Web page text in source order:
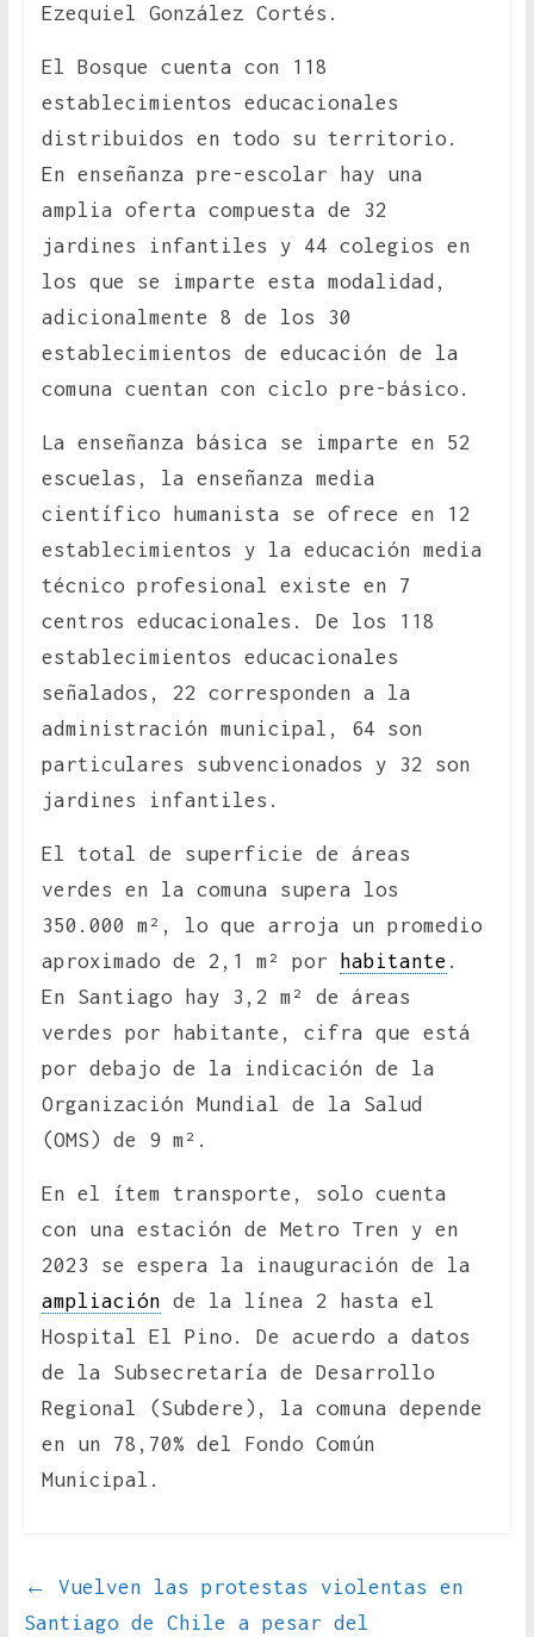
Ezequiel González Cortés.
El Bosque cuenta con 118
establecimientos educacionales
distribuidos en todo su territorio.
En enseñanza pre-escolar hay una
amplia oferta compuesta de 32
jardines infantiles y 44 colegios en
los que se imparte esta modalidad,
adicionalmente 8 de los 30
establecimientos de educación de la
comuna cuentan con ciclo pre-básico.
La enseñanza básica se imparte en 52
escuelas, la enseñanza media
científico humanista se ofrece en 12
establecimientos y la educación media
técnico profesional existe en 7
centros educacionales. De los 118
establecimientos educacionales
señalados, 22 corresponden a la
administración municipal, 64 son
particulares subvencionados y 32 son
jardines infantiles.
El total de superficie de áreas
verdes en la comuna supera los
350.000 m², lo que arroja un promedio
aproximado de 2,1 m² por
habitante .
En Santiago hay 3,2 m² de áreas
verdes por habitante, cifra que está
por debajo de la indicación de la
Organización Mundial de la Salud
(OMS) de 9 m².
En el ítem transporte, solo cuenta
con una estación de Metro Tren y en
2023 se espera la inauguración de la
ampliación de la línea 2 hasta el
Hospital El Pino. De acuerdo a datos
de la Subsecretaría de Desarrollo
Regional (Subdere), la comuna depende
en un 78,70% del Fondo Común
Municipal.
←
Vuelven las protestas violentas en
Santiago de Chile a pesar del